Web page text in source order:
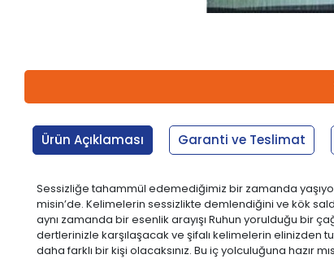
Ürün Açıklaması Garanti ve Teslimat
Sessizliğe tahammül edemediğimiz bir zamanda
misin’de. Kelimelerin sessizlikte demlendiğini ve kök
aynı zamanda bir esenlik arayışı Ruhun yorulduğu bir
dertlerinizle karşılaşacak ve şifalı kelimelerin elinizden
daha farklı bir kişi olacaksınız. Bu iç yolculuğuna hazır